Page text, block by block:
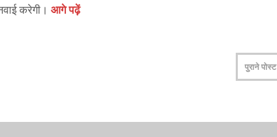
करेगी। आगे पढ़ें
पुराने पोस्ट